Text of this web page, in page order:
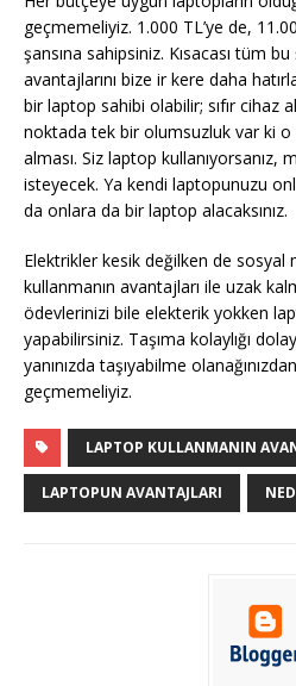
geçmemeliyiz. 1.000 TL’ye de,
şansına sahipsiniz. Kısacası tüm
avantajlarını bize ir kere daha
bir laptop sahibi olabilir; sıfır cihaz
noktada tek bir olumsuzluk var ki o
alması. Siz laptop
isteyecek. Ya kendi laptopunuzu
da onlara da bir laptop alacaksınız.
Elektrikler kesik değilken de sosyal
kullanmanın avantajları ile uzak
ödevlerinizi bile elekterik yokken
yapabilirsiniz. Taşıma kolaylığı
yanınızda taşıyabilme
geçmemeliyiz.
LAPTOP KULLANMANIN
LAPTOPUN AVANTAJLARI